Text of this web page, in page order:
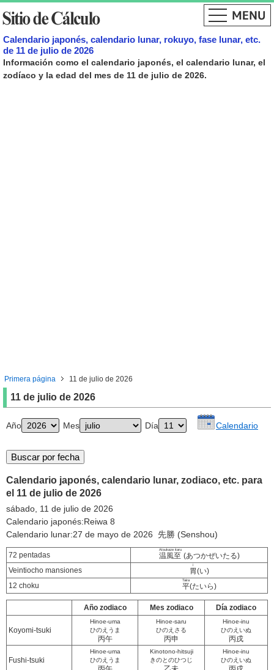
Calendario japonés, calendario lunar, rokuyo, fase lunar, etc.
de 11 de julio de 2026
Información como el calendario japonés, el calendario lunar, el
zodíaco y la edad del mes de 11 de julio de 2026.
Primera página 11 de julio de 2026
11 de julio de 2026
Año Mes Día Calendario
Calendario japonés, calendario lunar, zodiaco, etc. para
el 11 de julio de 2026
sábado, 11 de julio de 2026
Calendario japonés:Reiwa 8
Calendario lunar:27 de mayo de 2026 先勝 (Senshou)
72 pentadas 温風至
Atsukaze itaru
(あつかぜいたる)
Veintiocho mansiones
胃
i
(い)
12 choku
平
Taira
(たいら)
Año zodiaco Mes zodiaco Día zodiaco
Koyomi-tsuki
Hinoe-uma
ひのえうま
丙午
Hinoe-saru
ひのえさる
丙申
Hinoe-inu
ひのえいぬ
丙戌
Fushi-tsuki
Hinoe-uma
ひのえうま
Kinotono-hitsuji
きのとのひつじ
Hinoe-inu
ひのえいぬ